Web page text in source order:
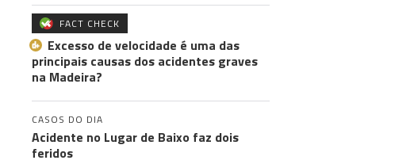
FACT CHECK
Excesso de velocidade é uma das
principais causas dos acidentes graves
na Madeira?
CASOS DO DIA
Acidente no Lugar de Baixo faz dois
feridos